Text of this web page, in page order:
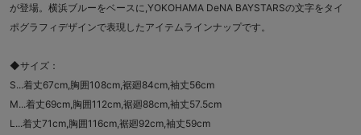
が登場。横浜ブルーをベースに,YOKOHAMA DeNA BAYSTARSの文字をタイ
ポグラフィデザインで表現したアイテムラインナップです。
◆サイズ：
S...着丈67cm,胸囲108cm,裾廻84cm,袖丈56cm
M...着丈69cm,胸囲112cm,裾廻88cm,袖丈57.5cm
L...着丈71cm,胸囲116cm,裾廻92cm,袖丈59cm